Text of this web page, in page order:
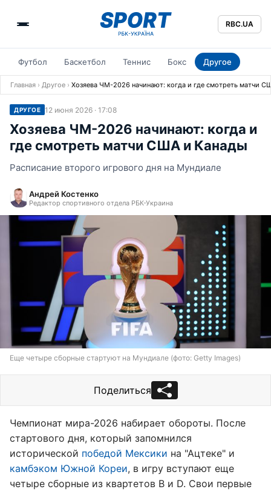
RBC.UA
Футбол Баскетбол Теннис Бокс Другое
Главная › Другое › Хозяева ЧМ-2026 начинают: когда и где смотреть матчи
ДРУГОЕ 12 июня 2026 · 17:08
Хозяева ЧМ-2026 начинают: когда и
где смотреть матчи США и Канады
Расписание второго игрового дня на Мундиале
Андрей Костенко
Редактор спортивного отдела РБК-Украина
Еще четыре сборные стартуют на Мундиале (фото: Getty Images)
Поделиться
Чемпионат мира-2026 набирает обороты. После
стартового дня, который запомнился
исторической победой Мексики на "Ацтеке" и
камбэком Южной Кореи, в игру вступают еще
четыре сборные из квартетов B и D. Свои первые